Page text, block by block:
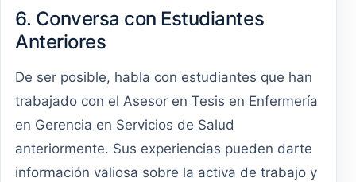
6. Conversa con Estudiantes
Anteriores
De ser posible, habla con estudiantes que han
trabajado con el Asesor en Tesis en Enfermería
en Gerencia en Servicios de Salud
anteriormente. Sus experiencias pueden darte
información valiosa sobre la activa de trabajo y